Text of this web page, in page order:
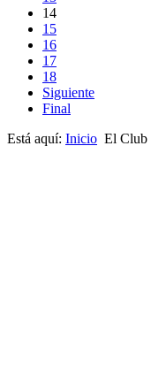
14
15
16
17
18
Siguiente
Final
Está aquí: Inicio El Club